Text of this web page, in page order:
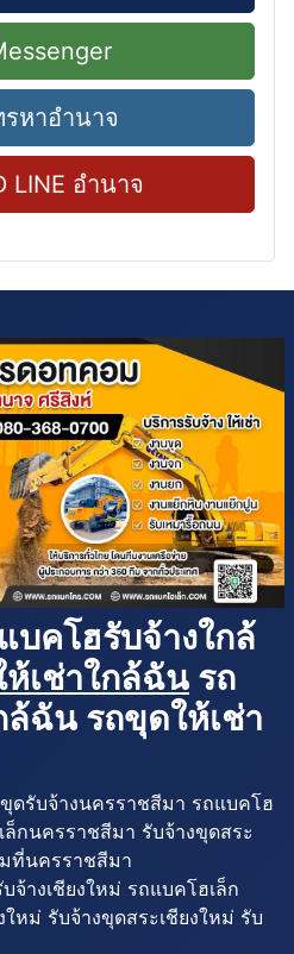
รหาอำนาจ
LINE อำนาจ
บคโฮรับจ้างใกล้
เช่าใกล้ฉัน รถ
ฉัน รถขุดให้เช่า
ดรับจ้างนครราชสีมา รถแบคโฮ
กนครราชสีมา รับจ้างขุดสระ
ที่นครราชสีมา
จ้างเชียงใหม่ รถแบคโฮเล็ก
ใหม่ รับจ้างขุดสระเชียงใหม่ รับ